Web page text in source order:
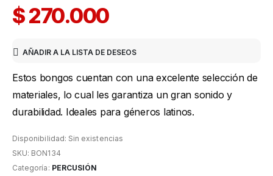
$270.000
AÑADIR A LA LISTA DE DESEOS
Estos bongos cuentan con una excelente selección de
materiales, lo cual les garantiza un gran sonido y
durabilidad. Ideales para géneros latinos.
Disponibilidad: Sin existencias
SKU: BON134
Categoría: PERCUSIÓN